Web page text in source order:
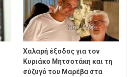
Χαλαρή έξοδος για τον
Κυριάκο Μητσοτάκη και τη
σύζυγό του Μαρέβα στα